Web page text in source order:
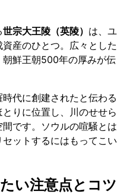
世宗大王陵（英陵） は、ユ
産のひとつ。広々とした
鮮王朝500年の厚みが伝
代に創建されたと伝わる
とりに位置し、川のせせら
です。ソウルの喧騒とは
ットするにはもってこい
い注意点とコツ